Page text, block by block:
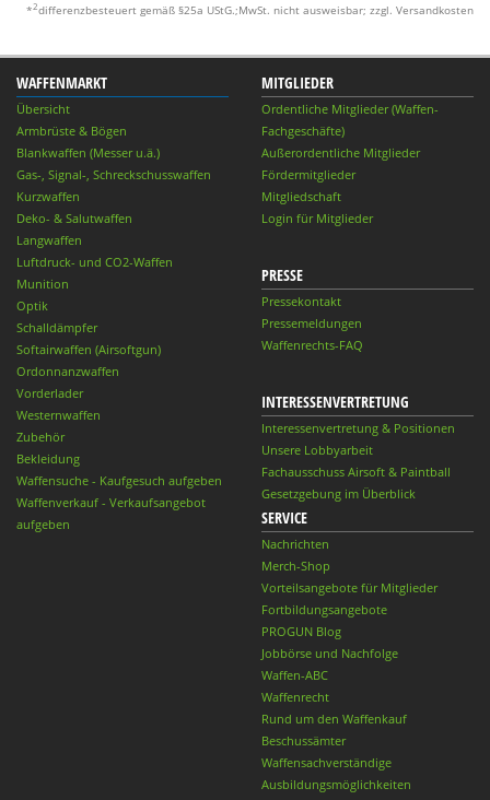
*2differenzbesteuert gemäß §25a UStG.;MwSt. nicht ausweisbar; zzgl. Versandkosten
WAFFENMARKT
Übersicht
Armbrüste & Bögen
Blankwaffen (Messer u.ä.)
Gas-, Signal-, Schreckschusswaffen
Kurzwaffen
Deko- & Salutwaffen
Langwaffen
Luftdruck- und CO2-Waffen
Munition
Optik
Schalldämpfer
Softairwaffen (Airsoftgun)
Ordonnanzwaffen
Vorderlader
Westernwaffen
Zubehör
Bekleidung
Waffensuche - Kaufgesuch aufgeben
Waffenverkauf - Verkaufsangebot
aufgeben
MITGLIEDER
Ordentliche Mitglieder (Waffen-
Fachgeschäfte)
Außerordentliche Mitglieder
Fördermitglieder
Mitgliedschaft
Login für Mitglieder
PRESSE
Pressekontakt
Pressemeldungen
Waffenrechts-FAQ
INTERESSENVERTRETUNG
Interessenvertretung & Positionen
Unsere Lobbyarbeit
Fachausschuss Airsoft & Paintball
Gesetzgebung im Überblick
SERVICE
Nachrichten
Merch-Shop
Vorteilsangebote für Mitglieder
Fortbildungsangebote
PROGUN Blog
Jobbörse und Nachfolge
Waffen-ABC
Waffenrecht
Rund um den Waffenkauf
Beschussämter
Waffensachverständige
Ausbildungsmöglichkeiten